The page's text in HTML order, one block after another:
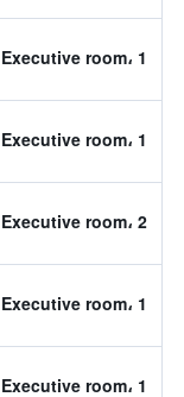
Executive room، 1 سرير كينغ
Executive room، 1 سرير كينغ
Executive room، 2 من أسرّة التوأم
Executive room، 1 سرير كينغ
Executive room، 1 سرير كينغ